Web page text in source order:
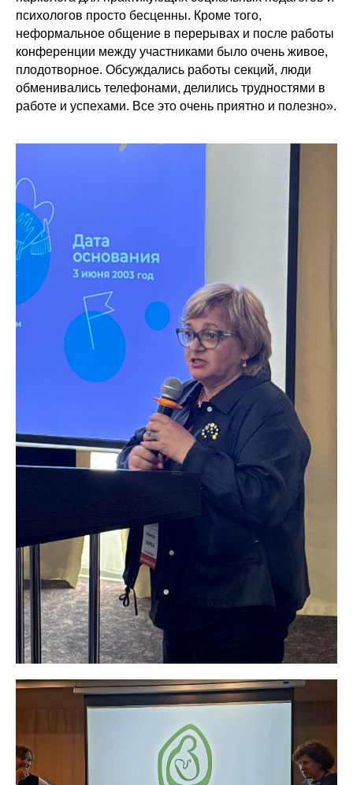
психологов просто бесценны. Кроме того,
неформальное общение в перерывах и после работы
конференции между участниками было очень живое,
плодотворное. Обсуждались работы секций, люди
обменивались телефонами, делились трудностями в
работе и успехами. Все это очень приятно и полезно».